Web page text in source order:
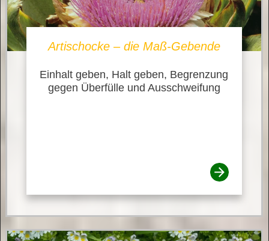
Artischocke – die Maß-Gebende
Einhalt geben, Halt geben, Begrenzung
gegen Überfülle und Ausschweifung